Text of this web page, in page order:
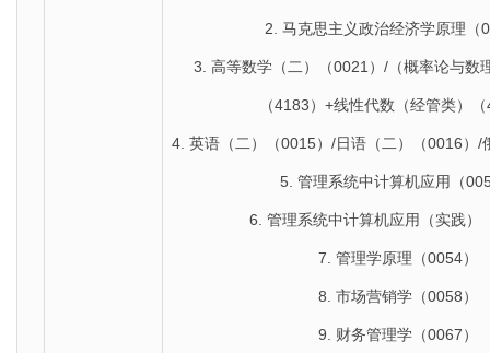
2. 马克思主义政治经济学原理（
3. 高等数学（二）（0021）/（概率论与数
（4183）+线性代数（经管类）
4. 英语（二）（0015）/日语（二）（0016）/
5. 管理系统中计算机应用（
6. 管理系统中计算机应用（实践）
7. 管理学原理（0054）
8. 市场营销学（0058）
9. 财务管理学（0067）